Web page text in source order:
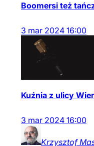
Boomersi też
3 mar 2024 16:00
Kuźnia z ulicy
3 mar 2024 16:00
Krzysztof